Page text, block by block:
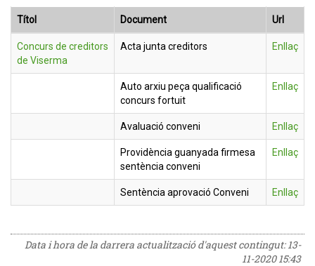
Títol Document Url
Concurs de creditors
de Viserma
Acta junta creditors Enllaç
Auto arxiu peça qualificació
concurs fortuit
Enllaç
Avaluació conveni Enllaç
Providència guanyada firmesa
sentència conveni
Enllaç
Sentència aprovació Conveni Enllaç
Data i hora de la darrera actualització d'aquest contingut:13-
11-2020 15:43